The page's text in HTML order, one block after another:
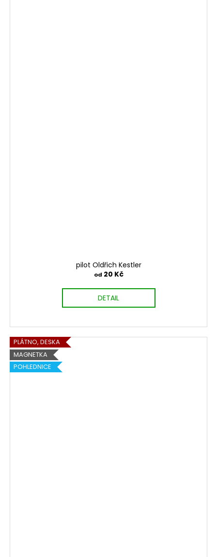
pilot Oldřich Kestler
od 20 Kč
DETAIL
PLÁTNO, DESKA
MAGNETKA
POHLEDNICE